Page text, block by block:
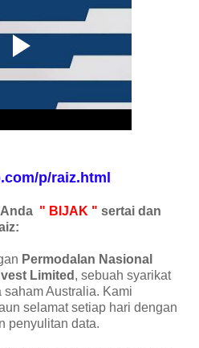
p/raiz.html
" BIJAK " sertai dan
Permodalan Nasional
Limited , sebuah syarikat
Australia. Kami
selamat setiap hari dengan
penyulitan data.